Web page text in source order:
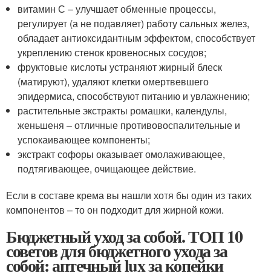
витамин С – улучшает обменные процессы,
регулирует (а не подавляет) работу сальных желез,
обладает антиоксидантным эффектом, способствует
укреплению стенок кровеносных сосудов;
фруктовые кислоты устраняют жирный блеск
(матируют), удаляют клетки омертвевшего
эпидермиса, способствуют питанию и увлажнению;
растительные экстракты ромашки, календулы,
женьшеня – отличные противовоспалительные и
успокаивающее компоненты;
экстракт софоры оказывает омолаживающее,
подтягивающее, очищающее действие.
Если в составе крема вы нашли хотя бы один из таких
компонентов – то он подходит для жирной кожи.
Бюджетный уход за собой. ТОП 10
советов для бюджетного ухода за
собой: аптечный lux за копейки